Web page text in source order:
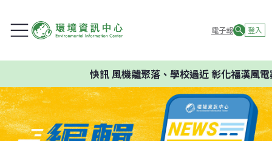
電子報 登入
快訊風機離聚落、學校過近 彰化福漢風電